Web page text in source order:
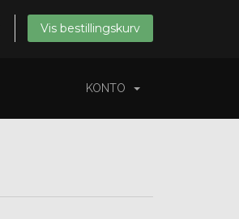
Vis bestillingskurv
KONTO